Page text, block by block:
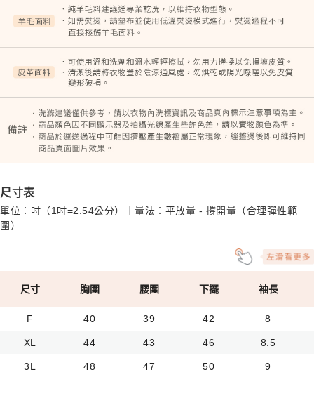
尺寸表
單位：吋（1吋=2.54公分）｜量法：平放量 - 撐開量（合理彈性範
圍）
尺寸 胸圍 腰圍 下擺 袖長
F 40 39 42 8
XL 44 43 46 8.5
3L 48 47 50 9